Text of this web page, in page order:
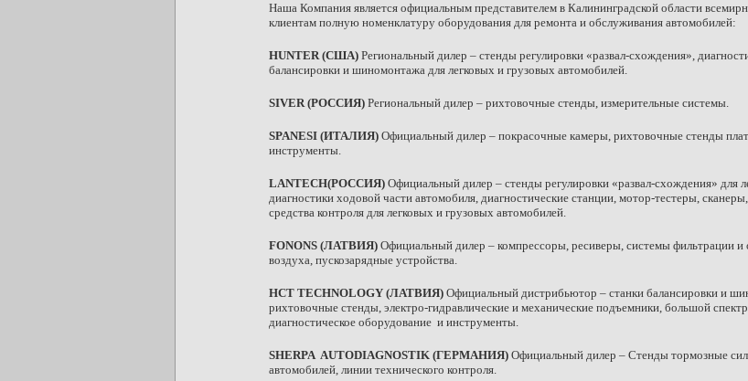
Наша Компания является официальным представителем в Калининградской области
клиентам полную номенклатуру оборудования для ремонта и обслуживания автомобилей:
HUNTER (США) Региональный дилер – стенды регулировки «развал-схождения»,
балансировки и шиномонтажа для легковых и грузовых автомобилей.
SIVER (РОССИЯ) Региональный дилер – рихтовочные стенды, измерительные системы.
SPANESI (ИТАЛИЯ) Официальный дилер – покрасочные камеры, рихтовочные стенды
инструменты.
LANTECH(РОССИЯ) Официальный дилер – стенды регулировки «развал-схождения» для
диагностики ходовой части автомобиля, диагностические станции, мотор-тестеры,
средства контроля для легковых и грузовых автомобилей.
FONONS (ЛАТВИЯ) Официальный дилер – компрессоры, ресиверы, системы фильтрации
воздуха, пускозарядные устройства.
HCT TECHNOLOGY (ЛАТВИЯ) Официальный дистрибьютор – станки балансировки и
рихтовочные стенды, электро-гидравлические и механические подъемники, большой
диагностическое оборудование и инструменты.
SHERPA AUTODIAGNOSTIK (ГЕРМАНИЯ) Официальный дилер – Стенды тормозные
автомобилей, линии технического контроля.